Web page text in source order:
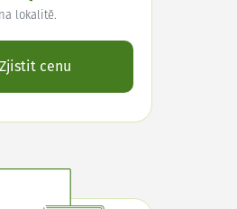
lokalitě.
Zjistit cenu